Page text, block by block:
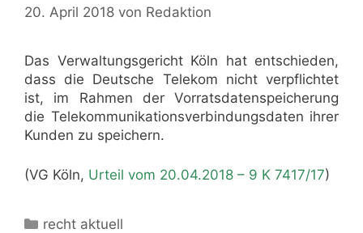
20. April 2018 von Redaktion
Das Verwaltungsgericht Köln hat entschieden,
dass die Deutsche Telekom nicht verpflichtet
ist, im Rahmen der Vorrats­daten­speicherung
die Tele­kommunikations­verbindungs­daten ihrer
Kunden zu speichern.
(VG Köln, Urteil vom 20.04.2018 – 9 K 7417/17)
Kategorien
recht aktuell